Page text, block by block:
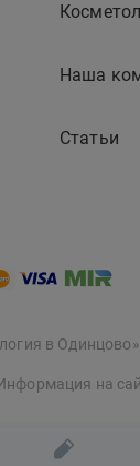
Наша
Статьи
в Одинцово»
на